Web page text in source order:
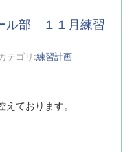
ル部 １１月練習
テゴリ:練習計画
ております。